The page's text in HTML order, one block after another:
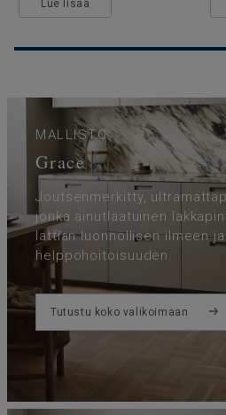
Lue lisää
MALLISTO
Grace
Joutsenmerkitty,
jonka ainutlaatuinen
lattian luonnollisen ilmeen ja
helppohoitoisuuden.
Tutustu koko valikoimaan